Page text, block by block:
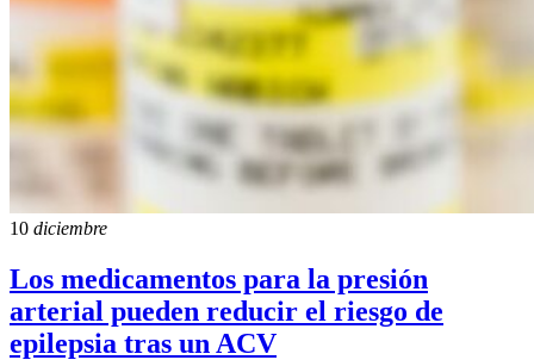
10 diciembre
Los medicamentos para la presión
arterial pueden reducir el riesgo de
epilepsia tras un ACV